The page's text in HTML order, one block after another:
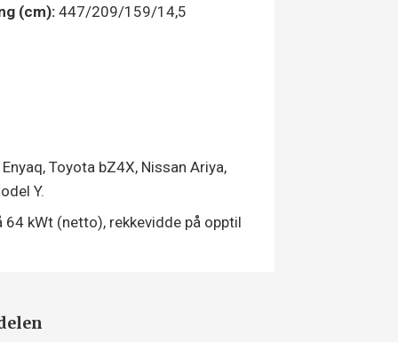
(cm): 447/209/159/14,5
Toyota bZ4X, Nissan Ariya,
Y.
kWt (netto), rekkevidde på opptil